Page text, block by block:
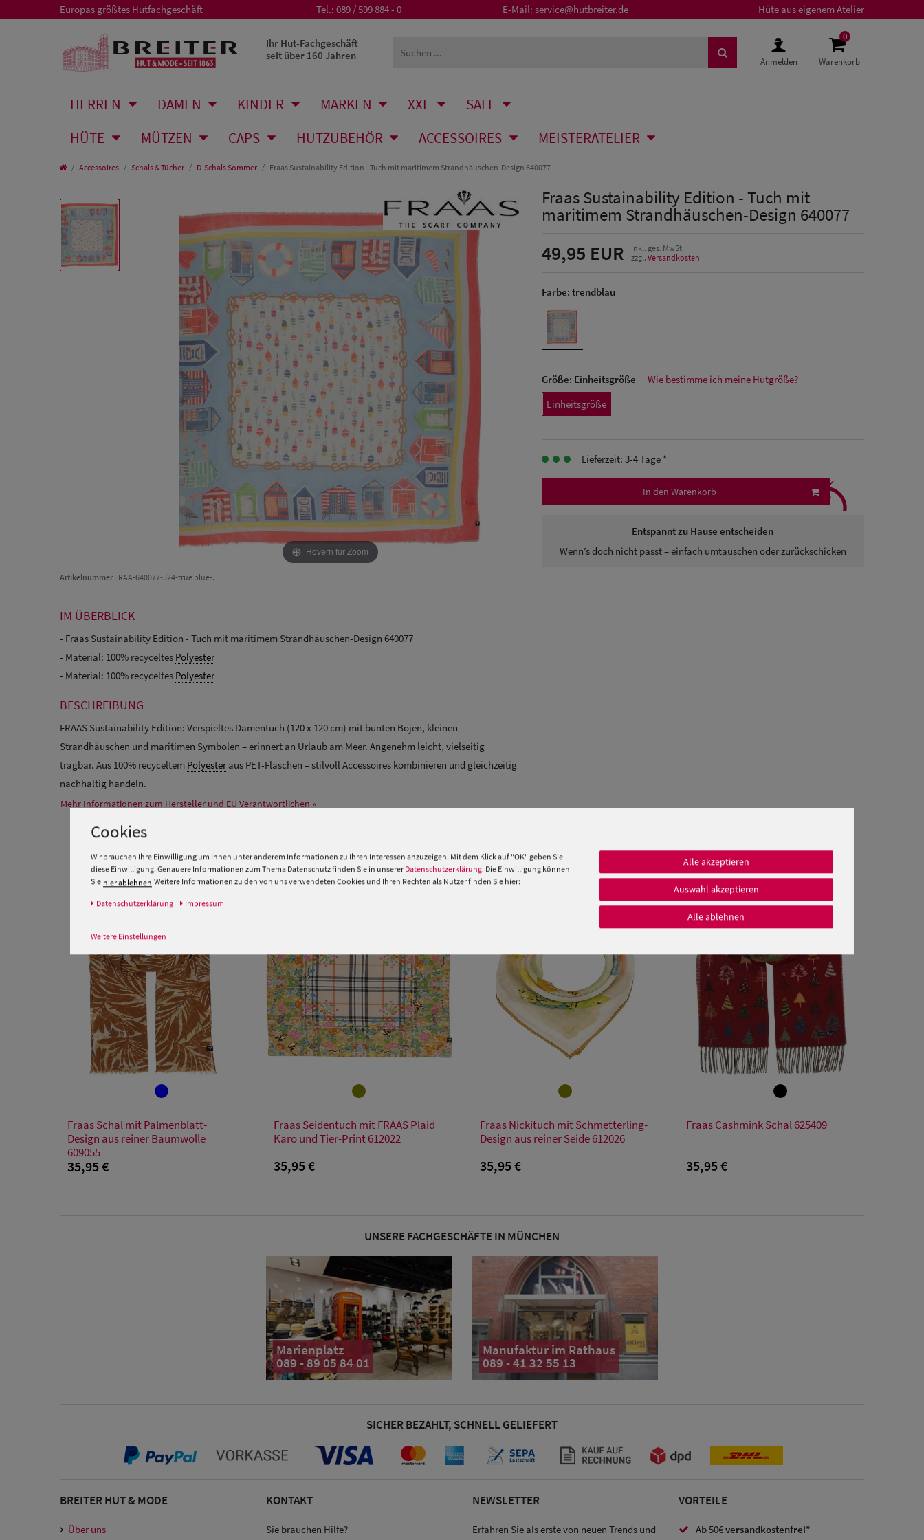
Europas größtes Hutfachgeschäft Tel.: 089 / 599 884 - 0 E-Mail: service@hutbreiter.de Hüte aus eigenem Atelier
Ihr Hut-Fachgeschäft
seit über 160 Jahren
Anmelden
0
Warenkorb
HERREN DAMEN KINDER MARKEN XXL
SALE
HÜTE
MÜTZEN CAPS HUTZUBEHÖR ACCESSOIRES MEISTERATELIER
Accessoires Schals & Tücher D-Schals Sommer Fraas Sustainability Edition - Tuch mit maritimem Strandhäuschen-Design 640077
Hovern für Zoom
ArtikelnummerFRAA-640077-524-true blue-.
Fraas Sustainability Edition - Tuch mit
maritimem Strandhäuschen-Design 640077
49,95 EUR
inkl. ges. MwSt.
zzgl. Versandkosten
Farbe: trendblau
Größe: Einheitsgröße
Wie bestimme ich meine Hutgröße?
Einheitsgröße
Lieferzeit: 3-4 Tage *
In den Warenkorb
Entspannt zu Hause entscheiden
Wenn’s doch nicht passt – einfach umtauschen oder zurückschicken
⤹
IM ÜBERBLICK
- Fraas Sustainability Edition - Tuch mit maritimem Strandhäuschen-Design 640077
- Material: 100% recyceltes Polyester
- Material: 100% recyceltes Polyester
BESCHREIBUNG
FRAAS Sustainability Edition: Verspieltes Damentuch (120 x 120 cm) mit bunten Bojen, kleinen
Strandhäuschen und maritimen Symbolen – erinnert an Urlaub am Meer. Angenehm leicht, vielseitig
tragbar. Aus 100% recyceltem Polyester aus PET-Flaschen – stilvoll Accessoires kombinieren und gleichzeitig
nachhaltig handeln.
Mehr Informationen zum Hersteller und EU Verantwortlichen »
PRODUKTEMPFEHLUNGEN
Einheitsgröße
Fraas Schal mit Palmenblatt-
Design aus reiner Baumwolle
609055
35,95 €
Einheitsgröße
Fraas Seidentuch mit FRAAS Plaid
Karo und Tier-Print 612022
35,95 €
Einheitsgröße
Fraas Nickituch mit Schmetterling-
Design aus reiner Seide 612026
35,95 €
Fraas Cashmink Schal 625409
35,95 €
UNSERE FACHGESCHÄFTE IN MÜNCHEN
Marienplatz
089 - 89 05 84 01
Manufaktur im Rathaus
089 - 41 32 55 13
SICHER BEZAHLT, SCHNELL GELIEFERT
BREITER HUT & MODE
Über uns
KONTAKT
Sie brauchen Hilfe?
NEWSLETTER
Erfahren Sie als erste von neuen Trends und
VORTEILE
Ab 50€versandkostenfrei*
Cookies
Wir brauchen Ihre Einwilligung um Ihnen unter anderem Informationen zu Ihren Interessen anzuzeigen. Mit dem Klick auf "OK" geben Sie
diese Einwilligung. Genauere Informationen zum Thema Datenschutz finden Sie in unserer Datenschutzerklärung. Die Einwilligung können
Sie hier ablehnen Weitere Informationen zu den von uns verwendeten Cookies und Ihren Rechten als Nutzer finden Sie hier:
Daten­schutz­erklärung Impressum
Weitere Einstellungen
Alle akzeptieren
Auswahl akzeptieren
Alle ablehnen